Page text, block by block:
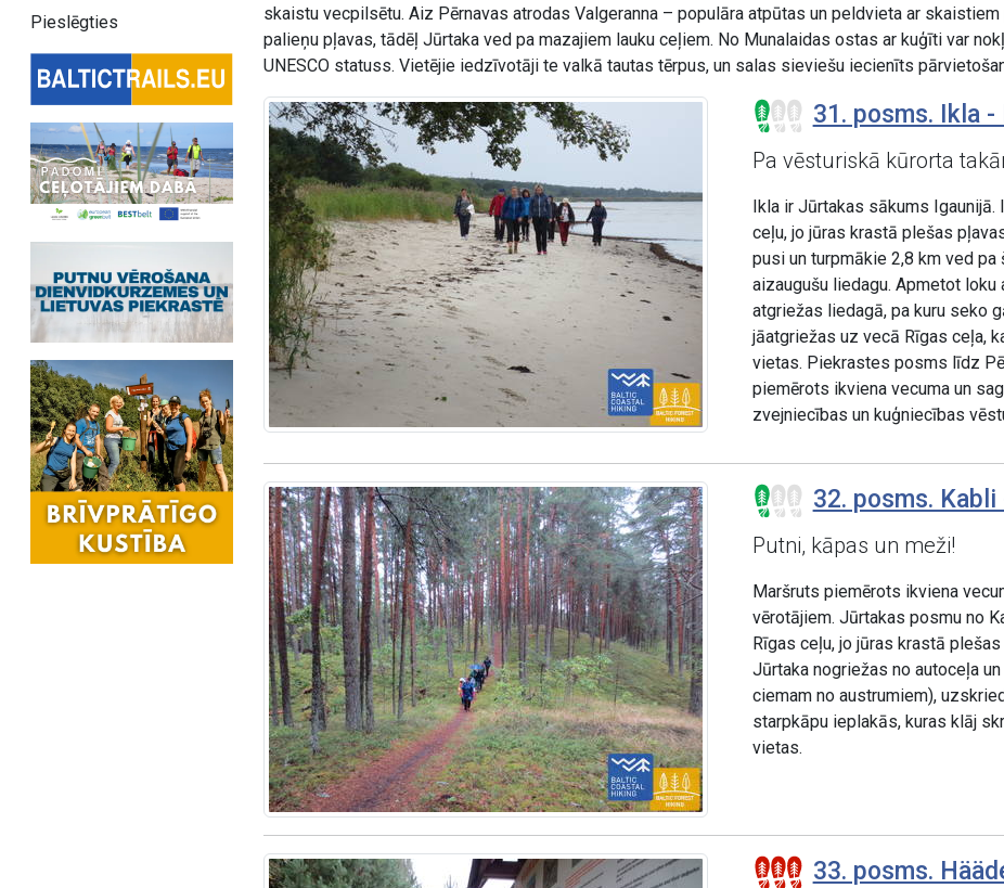
Pieslēgties
skaistu vecpilsētu. Aiz Pērnavas atrodas Valgeranna – populāra atpūtas un peldvieta ar
palieņu pļavas, tādēļ Jūrtaka ved pa mazajiem lauku ceļiem. No Munalaidas ostas ar kuģīti var
UNESCO statuss. Vietējie iedzīvotāji te valkā tautas tērpus, un salas sieviešu iecienīts
31. posms. Ikla -
Pa vēsturiskā kūrorta
Ikla ir Jūrtakas sākums
ceļu, jo jūras krastā plešas
pusi un turpmākie 2,8 km ved
aizaugušu liedagu. Apmetot
atgriežas liedagā, pa kuru seko
jāatgriežas uz vecā Rīgas ceļa,
vietas. Piekrastes posms līdz
piemērots ikviena vecuma un
zvejniecības un kuģniecības
32. posms.
Putni, kāpas un meži!
Maršruts piemērots ikviena
vērotājiem. Jūrtakas posmu no
Rīgas ceļu, jo jūras krastā
Jūrtaka nogriežas no autoceļa
ciemam no austrumiem),
starpkāpu ieplakās, kuras klāj
vietas.
33. posms.